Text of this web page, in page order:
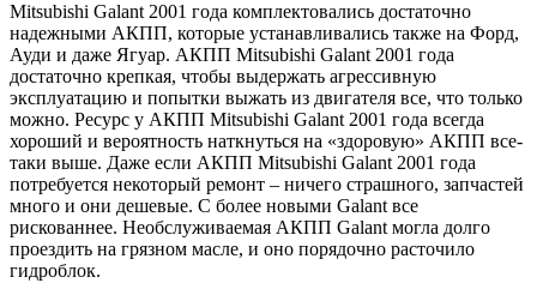
Mitsubishi Galant 2001 года комплектовались достаточно
надежными АКПП, которые устанавливались также на Форд,
Ауди и даже Ягуар. АКПП Mitsubishi Galant 2001 года
достаточно крепкая, чтобы выдержать агрессивную
эксплуатацию и попытки выжать из двигателя все, что только
можно. Ресурс у АКПП Mitsubishi Galant 2001 года всегда
хороший и вероятность наткнуться на «здоровую» АКПП все-
таки выше. Даже если АКПП Mitsubishi Galant 2001 года
потребуется некоторый ремонт – ничего страшного, запчастей
много и они дешевые. С более новыми Galant все
рискованнее. Необслуживаемая АКПП Galant могла долго
проездить на грязном масле, и оно порядочно расточило
гидроблок.